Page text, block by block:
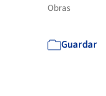
Obras
Guardar